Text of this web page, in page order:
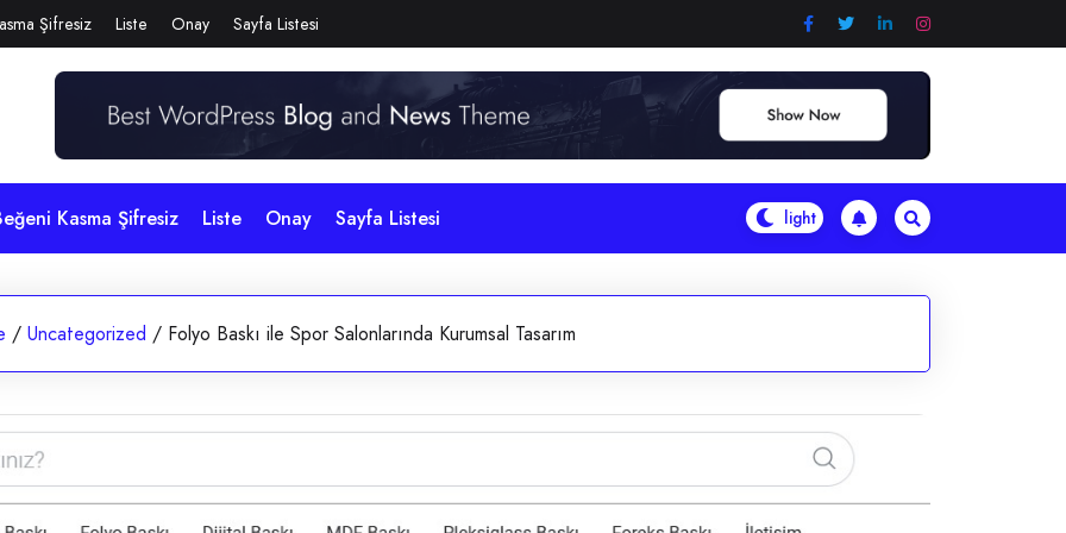
Şifresiz Liste Onay Sayfa Listesi
Kasma Şifresiz Liste Onay Sayfa Listesi
/ Uncategorized / Folyo Baskı ile Spor Salonlarında Kurumsal Tasarım